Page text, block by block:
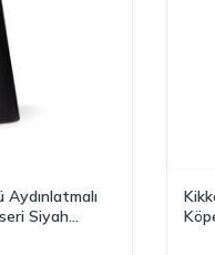
Siyah